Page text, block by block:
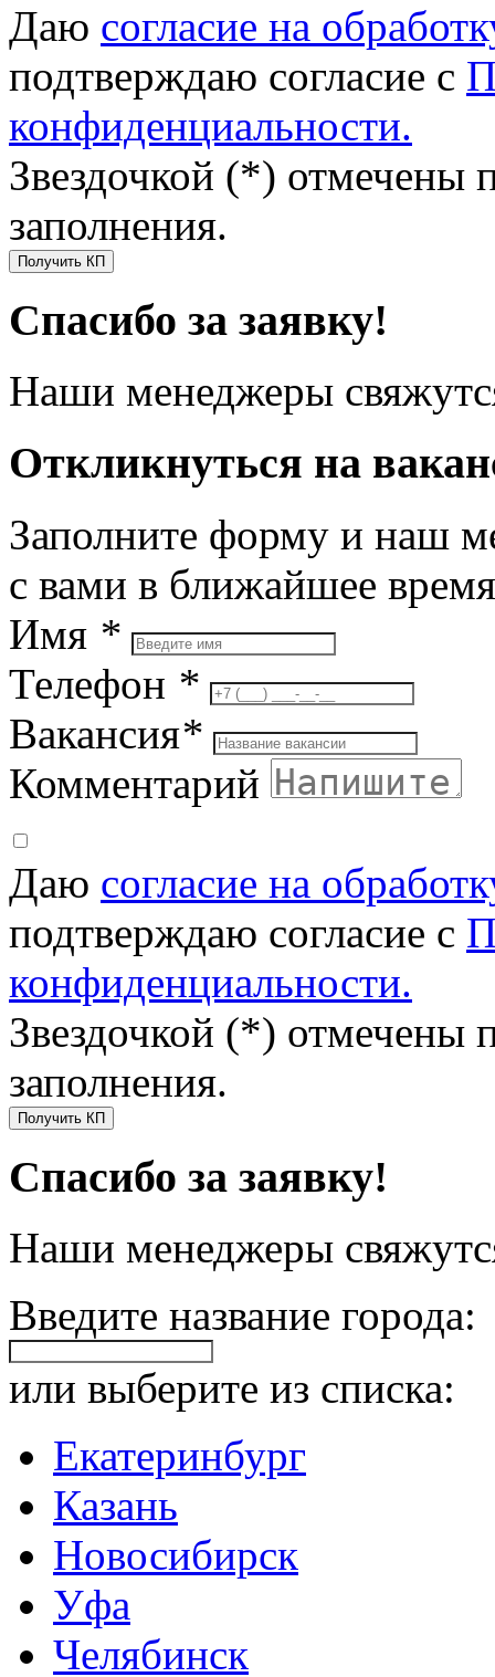
Даю согласие на
подтверждаю согласие с
конфиденциальности.
Звездочкой (*) отмечены
заполнения.
Получить КП
Спасибо за заявку!
Наши менеджеры
Откликнуться на
Заполните форму и наш
с вами в ближайшее время
Имя *
Телефон *
Вакансия*
Комментарий
Даю согласие на
подтверждаю согласие с
конфиденциальности.
Звездочкой (*) отмечены
заполнения.
Получить КП
Спасибо за заявку!
Наши менеджеры
Введите название города:
или выберите из списка:
Екатеринбург
Казань
Новосибирск
Уфа
Челябинск